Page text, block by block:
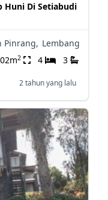
Huni Di Setiabudi
Pinrang, Lembang
2 4 3
2 tahun yang lalu